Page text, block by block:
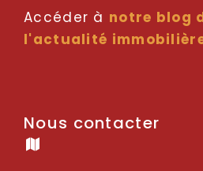
Accéder à notre blog
l'actualité
Nous contacter